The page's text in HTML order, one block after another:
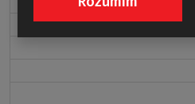
nešvarumams, riebalams ir